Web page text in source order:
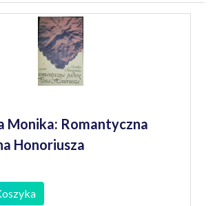
Monika: Romantyczna
Honoriusza